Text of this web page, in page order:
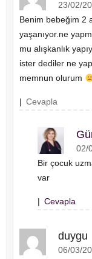
23/02/
Benim bebeğim 2
yaşanıyor.ne
mu alışkanlık
ister dediler ne
memnun olurum
| Cevapla
02/
Bir çocuk
var
| Cevapla
duygu
06/03/